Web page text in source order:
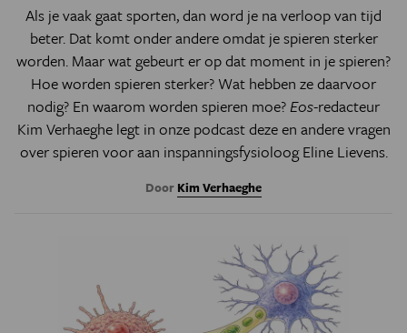
Als je vaak gaat sporten, dan word je na verloop van tijd
beter. Dat komt onder andere omdat je spieren sterker
worden. Maar wat gebeurt er op dat moment in je spieren?
Hoe worden spieren sterker? Wat hebben ze daarvoor
nodig? En waarom worden spieren moe?Eos-redacteur
Kim Verhaeghe legt in onze podcast deze en andere vragen
over spieren voor aan inspanningsfysioloog Eline Lievens.
Door Kim Verhaeghe